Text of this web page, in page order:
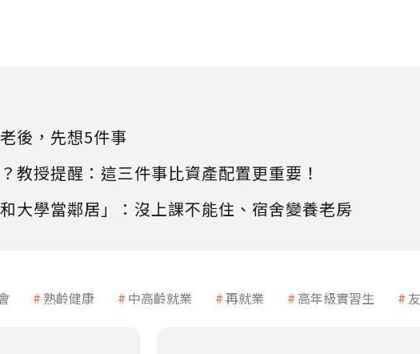
後，先想5件事
教授提醒：這三件事比資產配置更重要！
大學當鄰居」：沒上課不能住、宿舍變養老房
熟齡健康 中高齡就業 再就業 高年級實習生